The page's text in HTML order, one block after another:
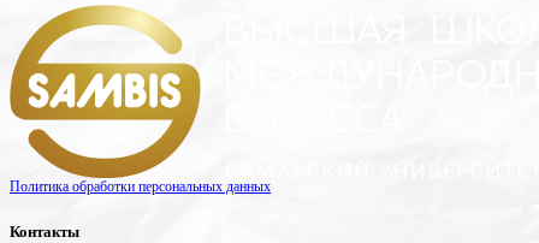
Политика обработки персональных данных
Контакты